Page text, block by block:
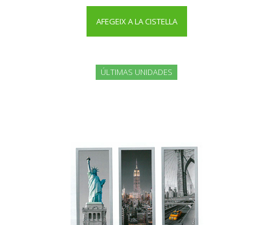
AFEGEIX A LA CISTELLA
ÚLTIMAS UNIDADES